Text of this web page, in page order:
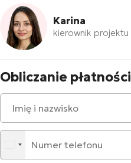
Karina
kierownik projektu
Obliczanie płatności